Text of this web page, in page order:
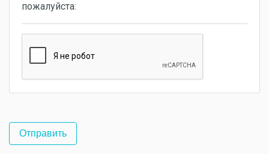
пожалуйста: